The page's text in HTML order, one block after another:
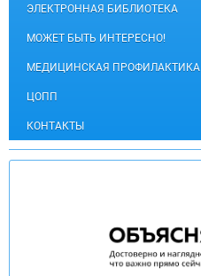
ЭЛЕКТРОННАЯ БИБЛИОТЕКА
МОЖЕТ БЫТЬ ИНТЕРЕСНО!
МЕДИЦИНСКАЯ ПРОФИЛАКТИКА
ЦОПП
КОНТАКТЫ